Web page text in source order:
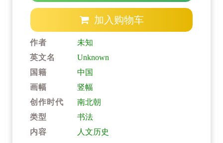
加入购物车
作者
未知
英文名
Unknown
国籍
中国
画幅
竖幅
创作时代
南北朝
类型
书法
内容
人文历史